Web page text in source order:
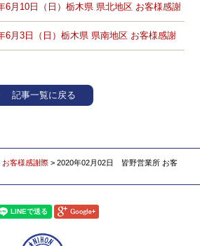
6月10日（日）栃木県 県北地区 お客様感謝
6月3日（日）栃木県 県南地区 お客様感謝
記事一覧に戻る
お客様感謝際 >2020年02月02日 皆野営業所 お客